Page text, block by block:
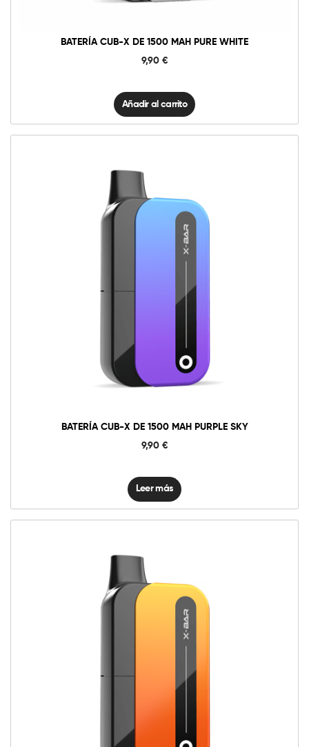
BATERÍA CUB-X DE 1500 MAH PURE WHITE
9,90 €
Añadir al carrito
BATERÍA CUB-X DE 1500 MAH PURPLE SKY
9,90 €
Leer más